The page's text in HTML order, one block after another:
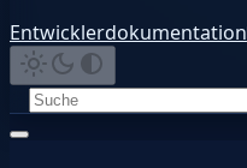
Entwicklerdokumentation